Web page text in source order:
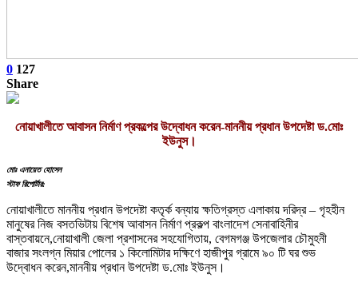
0 127
Share
নোয়াখালীতে আবাসন নির্মাণ প্রকল্পের উদ্বোধন করেন-মাননীয় প্রধান উপদেষ্টা ড.মোঃ
ইউনুস।
মোঃ এনায়েত হোসেন
স্টাফ রিপোর্টার:
নোয়াখালীতে মাননীয় প্রধান উপদেষ্টা কতৃর্ক বন্যায় ক্ষতিগ্রস্ত এলাকায় দরিদ্র – গৃহহীন
মানুষের নিজ বসতভিটায় বিশেষ আবাসন নির্মাণ প্রকল্প বাংলাদেশ সেনাবাহিনীর
বাস্তবায়নে,নোয়াখালী জেলা প্রশাসনের সহযোগিতায়, বেগমগঞ্জ উপজেলার চৌমুহনী
বাজার সংলগ্ন মিয়ার পোলের ১ কিলোমিটার দক্ষিণে হাজীপুর গ্রামে ৯০ টি ঘর শুভ
উদ্বোধন করেন,মাননীয় প্রধান উপদেষ্টা ড.মোঃ ইউনুস।